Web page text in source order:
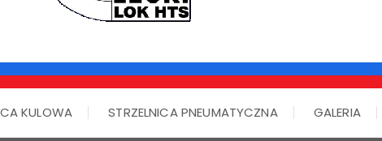
KULOWA STRZELNICA PNEUMATYCZNA GALERIA